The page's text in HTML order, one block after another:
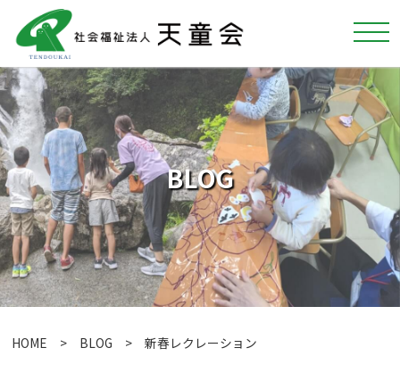
BLOG
HOME > BLOG > 新春レクレーション